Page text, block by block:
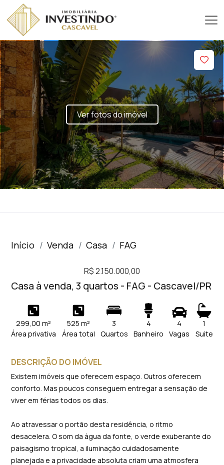
Ver fotos do imóvel
Início Venda Casa FAG
R$ 2.150.000,00
Casa à venda, 3 quartos - FAG - Cascavel/PR
299,00 m²
Área privativa
525 m²
Área total
3
Quartos
4
Banheiro
4
Vagas
1
Suite
DESCRIÇÃO DO IMÓVEL
Existem imóveis que oferecem espaço. Outros oferecem
conforto. Mas poucos conseguem entregar a sensação de
viver em férias todos os dias.
Ao atravessar o portão desta residência, o ritmo
desacelera. O som da água da fonte, o verde exuberante do
paisagismo tropical, a iluminação cuidadosamente
planejada e a privacidade absoluta criam uma atmosfera